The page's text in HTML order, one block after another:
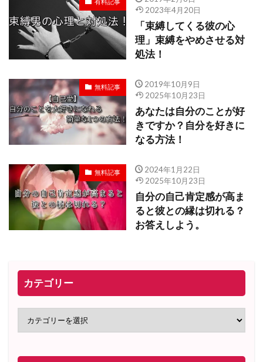
有料記事
2023年4月20日
「束縛してくる彼の心
理」束縛をやめさせる対
処法！
無料記事
2019年10月9日
2025年10月23日
あなたは自分のことが好
きですか？自分を好きに
なる方法！
無料記事
2024年1月22日
2025年10月23日
自分の自己肯定感が高ま
ると彼との縁は切れる？
お答えしよう。
カテゴリー